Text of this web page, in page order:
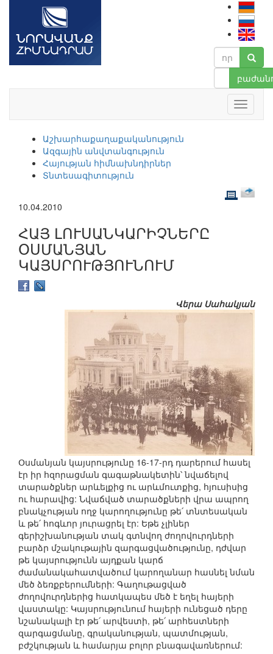
Աշխարհաքաղաքականություն
Ազգային անվտանգություն
Հայության հիմնախնդիրներ
Տնտեսագիտություն
10.04.2010
ՀԱՅ ԼՈՒՍԱՆԿԱՐԻՉՆԵՐԸ
ՕՍՄԱՆՅԱՆ
ԿԱՅՍՐՈՒԹՅՈՒՆՈՒՄ
Վերա Սահակյան
Օսմանյան կայսրությունը 16-17-րդ դարերում հասել
էր իր հզորացման գագաթնակետին՝ նվաճելով
տարածքներ արևելքից ու արևմուտքից, հյուսիսից
ու հարավից: Նվաճված տարածքների վրա ապրող
բնակչության ողջ կարողությունը թե՛ տնտեսական
և թե՛ հոգևոր յուրացրել էր: Եթե չլիներ
գերիշխանության տակ գտնվող ժողովուրդների
բարձր մշակութային զարգացվածությունը, դժվար
թե կայսրությունն այդքան կարճ
ժամանակահատվածում կարողանար հասնել նման
մեծ ձեռքբերումների: Գաղութացված
ժողովուրդներից հատկապես մեծ է եղել հայերի
վաստակը: Կայսրությունում հայերի ունեցած դերը
նշանակալի էր թե՛ արվեստի, թե՛ արհեստների
զարգացմանը, գրականության, պատմության,
բժշկության և համարյա բոլոր բնագավառներում: